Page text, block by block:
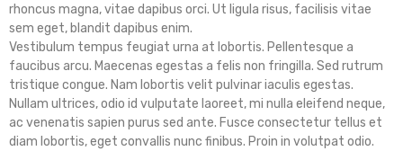
rhoncus magna, vitae dapibus orci. Ut ligula risus, facilisis vitae
sem eget, blandit dapibus enim.
Vestibulum tempus feugiat urna at lobortis. Pellentesque a
faucibus arcu. Maecenas egestas a felis non fringilla. Sed rutrum
tristique congue. Nam lobortis velit pulvinar iaculis egestas.
Nullam ultrices, odio id vulputate laoreet, mi nulla eleifend neque,
ac venenatis sapien purus sed ante. Fusce consectetur tellus et
diam lobortis, eget convallis nunc finibus. Proin in volutpat odio.